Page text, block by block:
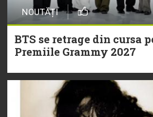
NOUTĂȚI
BTS se retrage din cursa
Premiile Grammy 2027